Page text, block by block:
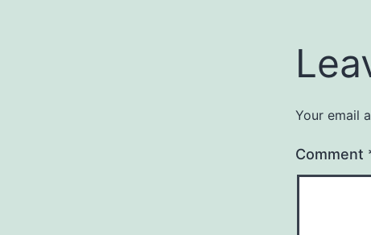
Your email
Comment